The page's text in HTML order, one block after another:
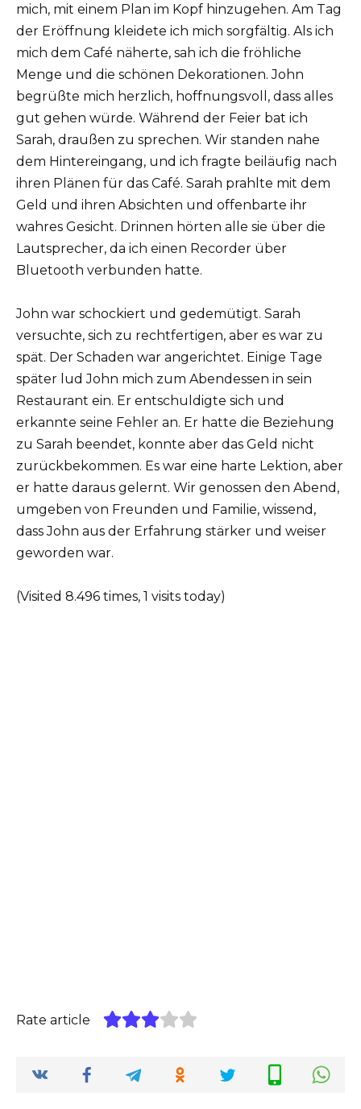
mich, mit einem Plan im Kopf hinzugehen. Am Tag
der Eröffnung kleidete ich mich sorgfältig. Als ich
mich dem Café näherte, sah ich die fröhliche
Menge und die schönen Dekorationen. John
begrüßte mich herzlich, hoffnungsvoll, dass alles
gut gehen würde. Während der Feier bat ich
Sarah, draußen zu sprechen. Wir standen nahe
dem Hintereingang, und ich fragte beiläufig nach
ihren Plänen für das Café. Sarah prahlte mit dem
Geld und ihren Absichten und offenbarte ihr
wahres Gesicht. Drinnen hörten alle sie über die
Lautsprecher, da ich einen Recorder über
Bluetooth verbunden hatte.
John war schockiert und gedemütigt. Sarah
versuchte, sich zu rechtfertigen, aber es war zu
spät. Der Schaden war angerichtet. Einige Tage
später lud John mich zum Abendessen in sein
Restaurant ein. Er entschuldigte sich und
erkannte seine Fehler an. Er hatte die Beziehung
zu Sarah beendet, konnte aber das Geld nicht
zurückbekommen. Es war eine harte Lektion, aber
er hatte daraus gelernt. Wir genossen den Abend,
umgeben von Freunden und Familie, wissend,
dass John aus der Erfahrung stärker und weiser
geworden war.
(Visited 8.496 times, 1 visits today)
Rate article